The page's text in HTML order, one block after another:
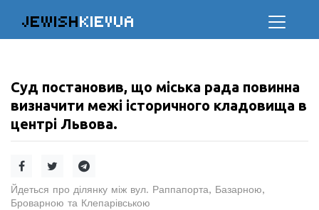
JEWISHKIEVUA
Суд постановив, що міська рада повинна
визначити межі історичного кладовища в
центрі Львова.
Йдеться про ділянку між вул. Раппапорта, Базарною,
Броварною та Клепарівською